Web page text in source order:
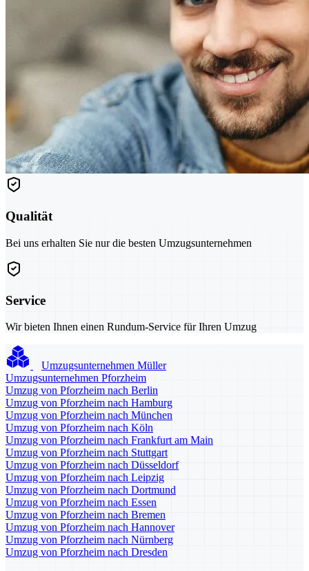
Qualität
Bei uns erhalten Sie nur die besten Umzugsunternehmen
Service
Wir bieten Ihnen einen Rundum-Service für Ihren Umzug
Umzugsunternehmen Müller
Umzugsunternehmen Pforzheim
Umzug von Pforzheim nach Berlin
Umzug von Pforzheim nach Hamburg
Umzug von Pforzheim nach München
Umzug von Pforzheim nach Köln
Umzug von Pforzheim nach Frankfurt am Main
Umzug von Pforzheim nach Stuttgart
Umzug von Pforzheim nach Düsseldorf
Umzug von Pforzheim nach Leipzig
Umzug von Pforzheim nach Dortmund
Umzug von Pforzheim nach Essen
Umzug von Pforzheim nach Bremen
Umzug von Pforzheim nach Hannover
Umzug von Pforzheim nach Nürnberg
Umzug von Pforzheim nach Dresden